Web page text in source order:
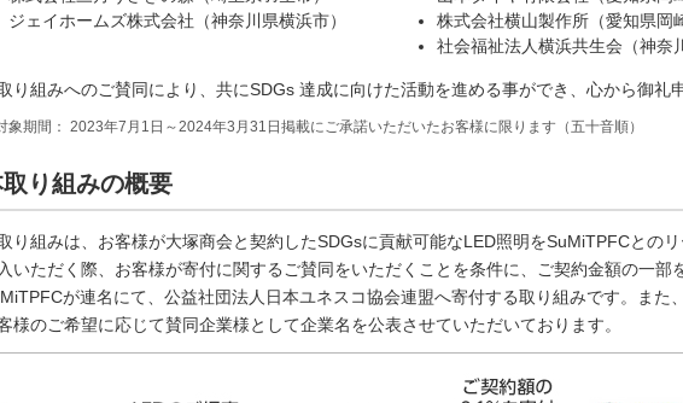
ジェイホームズ株式会社（神奈川県横浜市）
株式会社横山製作所（愛知県岡
社会福祉法人横浜共生会（神奈
り組みへのご賛同により、共にSDGs 達成に向けた活動を進める事ができ、心から御礼
象期間： 2023年7月1日～2024年3月31日掲載にご承諾いただいたお客様に限ります（五十音順）
り組みの概要
り組みは、お客様が大塚商会と契約したSDGsに貢献可能なLED照明をSuMiTPFCとの
いただく際、お客様が寄付に関するご賛同をいただくことを条件に、ご契約金額の一部
が連名にて、公益社団法人日本ユネスコ協会連盟へ寄付する取り組みです。また
様のご希望に応じて賛同企業様として企業名を公表させていただいております。